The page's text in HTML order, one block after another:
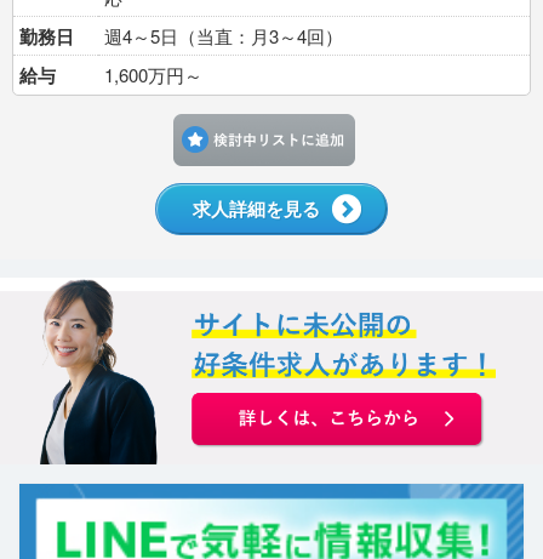
勤務日 週4～5日（当直：月3～4回）
給与 1,600万円～
求人詳細を見る